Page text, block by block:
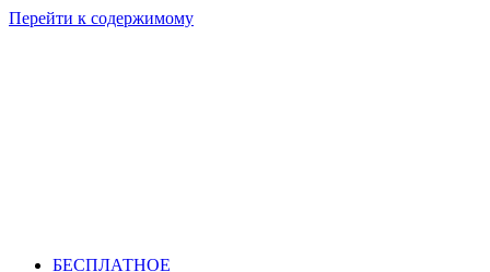
Перейти к содержимому
БЕСПЛАТНОЕ